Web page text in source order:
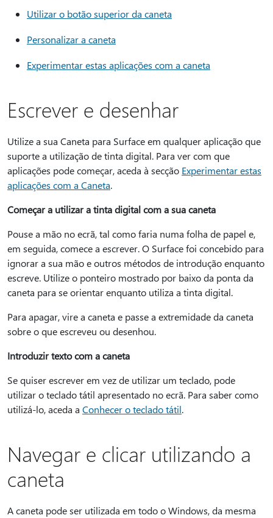
Utilizar o botão superior da caneta
Personalizar a caneta
Experimentar estas aplicações com a caneta
Escrever e desenhar
Utilize a sua Caneta para Surface em qualquer aplicação que
suporte a utilização de tinta digital. Para ver com que
aplicações pode começar, aceda à secção Experimentar estas
aplicações com a Caneta.
Começar a utilizar a tinta digital com a sua caneta
Pouse a mão no ecrã, tal como faria numa folha de papel e,
em seguida, comece a escrever. O Surface foi concebido para
ignorar a sua mão e outros métodos de introdução enquanto
escreve. Utilize o ponteiro mostrado por baixo da ponta da
caneta para se orientar enquanto utiliza a tinta digital.
Para apagar, vire a caneta e passe a extremidade da caneta
sobre o que escreveu ou desenhou.
Introduzir texto com a caneta
Se quiser escrever em vez de utilizar um teclado, pode
utilizar o teclado tátil apresentado no ecrã. Para saber como
utilizá-lo, aceda a Conhecer o teclado tátil.
Navegar e clicar utilizando a
caneta
A caneta pode ser utilizada em todo o Windows, da mesma